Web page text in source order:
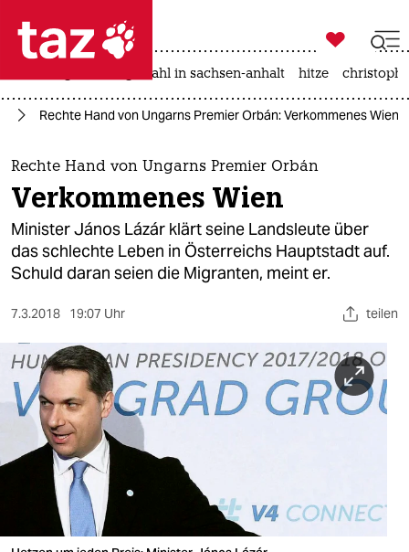
 taz zahl ich
taz zahl ich
themen
politik
öko
sport
berlin
nord
wahrheit
verlag

taz zahl ich
landtagswahl in sachsen-anhalt hitze
Rechte Hand von Ungarns Premier Orbán: Verkommenes Wien
Rechte Hand von Ungarns Premier Orbán
Verkommenes Wien
Minister János Lázár klärt seine Landsleute über
das schlechte Leben in Österreichs Hauptstadt auf.
Schuld daran seien die Migranten, meint er.
7.3.2018 19:07 Uhr teilen